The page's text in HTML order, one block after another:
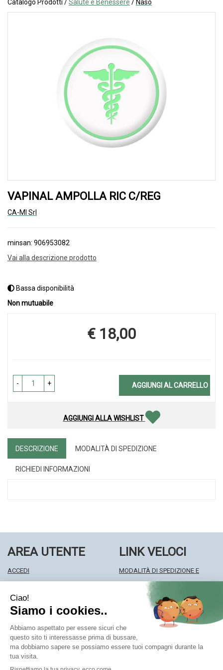
Catalogo Prodotti /Salute e Benessere / Naso
VAPINAL AMPOLLA RIC C/REG
CA-MI Srl
minsan: 906953082
Vai alla descrizione prodotto
Bassa disponibilità
Non mutuabile
Prezzo
€ 18,00
- + AGGIUNGI AL CARRELLO
AGGIUNGI ALLA WISHLIST
DESCRIZIONE MODALITÀ DI SPEDIZIONE
RICHIEDI INFORMAZIONI
AREA UTENTE
ACCEDI
WISHLIST
ISCRIZIONE ALLA NEWSLETTER
LINK VELOCI
MODALITÀ DI SPEDIZIONE E
MODALITÀ DI PAGAMENTO
INFORMATIVA PRIVACY
CONDIZIONI DI VENDITA
Farmacia Centrale Srl